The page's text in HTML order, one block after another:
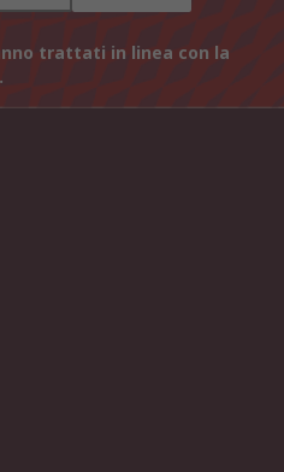
trattati in linea con la
.